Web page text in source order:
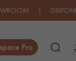
Pro